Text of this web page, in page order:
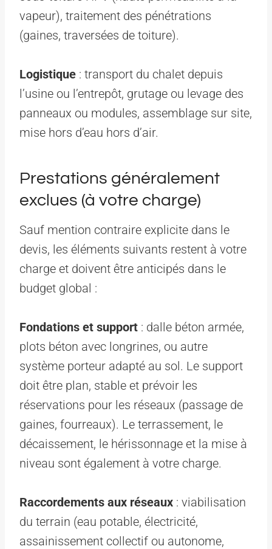
vapeur), traitement des pénétrations
(gaines, traversées de toiture).
Logistique : transport du chalet depuis
l’usine ou l’entrepôt, grutage ou levage des
panneaux ou modules, assemblage sur site,
mise hors d’eau hors d’air.
Prestations généralement
exclues (à votre charge)
Sauf mention contraire explicite dans le
devis, les éléments suivants restent à votre
charge et doivent être anticipés dans le
budget global :
Fondations et support : dalle béton armée,
plots béton avec longrines, ou autre
système porteur adapté au sol. Le support
doit être plan, stable et prévoir les
réservations pour les réseaux (passage de
gaines, fourreaux). Le terrassement, le
décaissement, le hérissonnage et la mise à
niveau sont également à votre charge.
Raccordements aux réseaux : viabilisation
du terrain (eau potable, électricité,
assainissement collectif ou autonome,